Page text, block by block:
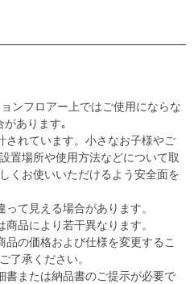
ンフロアー上ではご使用にならな
があります｡
れています。小さなお子様やご
置場所や使用方法などについて取
くお使いいただけるよう安全面を
て見える場合があります。
品により若干異なります。
の価格および仕様を変更するこ
了承ください。
または納品書のご提示が必要で